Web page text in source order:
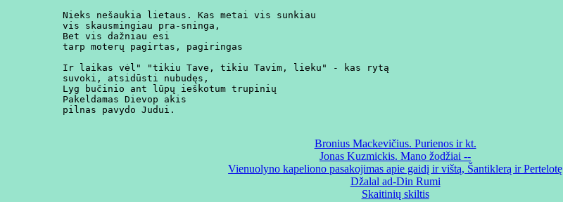
Nieks nešaukia lietaus. Kas metai vis sunkiau
vis skausmingiau pra-sninga,
Bet vis dažniau esi
tarp moterų pagirtas, pagiringas
Ir laikas vėl" "tikiu Tave, tikiu Tavim, lieku" - kas rytą
suvoki, atsidūsti nubudęs,
Lyg bučinio ant lūpų ieškotum trupinių
Pakeldamas Dievop akis
Bronius Mackevičius. Purienos ir kt.
Jonas Kuzmickis. Mano žodžiai --
Vienuolyno kapeliono pasakojimas apie gaidį ir vištą, Šantiklerą ir Pertelotę
Džalal ad-Din Rumi
Skaitinių skiltis